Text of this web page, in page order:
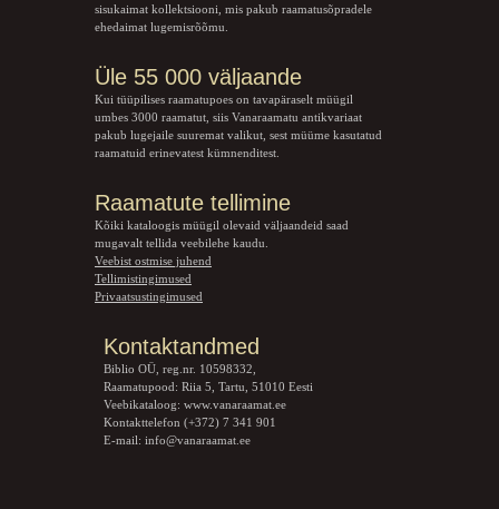
sisukaimat kollektsiooni, mis pakub raamatusõpradele
ehedaimat lugemisrõõmu.
Üle 55 000 väljaande
Kui tüüpilises raamatupoes on tavapäraselt müügil
umbes 3000 raamatut, siis Vanaraamatu antikvariaat
pakub lugejaile suuremat valikut, sest müüme kasutatud
raamatuid erinevatest kümnenditest.
Raamatute tellimine
Kõiki kataloogis müügil olevaid väljaandeid saad
mugavalt tellida veebilehe kaudu.
Veebist ostmise juhend
Tellimistingimused
Privaatsustingimused
Kontaktandmed
Biblio OÜ, reg.nr. 10598332,
Raamatupood: Riia 5, Tartu, 51010 Eesti
Veebikataloog: www.vanaraamat.ee
Kontakttelefon (+372) 7 341 901
E-mail: info@vanaraamat.ee